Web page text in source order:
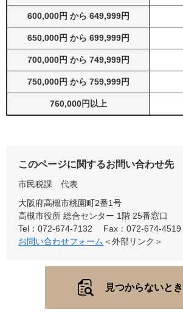
600,000円 から 649,999円
650,000円 から 699,999円
700,000円 から 749,999円
750,000円 から 759,999円
760,000円以上
このページに関するお問い合わせ先
市民税課
代表
大阪府高槻市桃園町2番1号
高槻市役所 総合センター 1階 25番窓口
Tel：072-674-7132
Fax：072-674-4519
お問い合わせフォーム ＜外部リンク＞
見つからないと